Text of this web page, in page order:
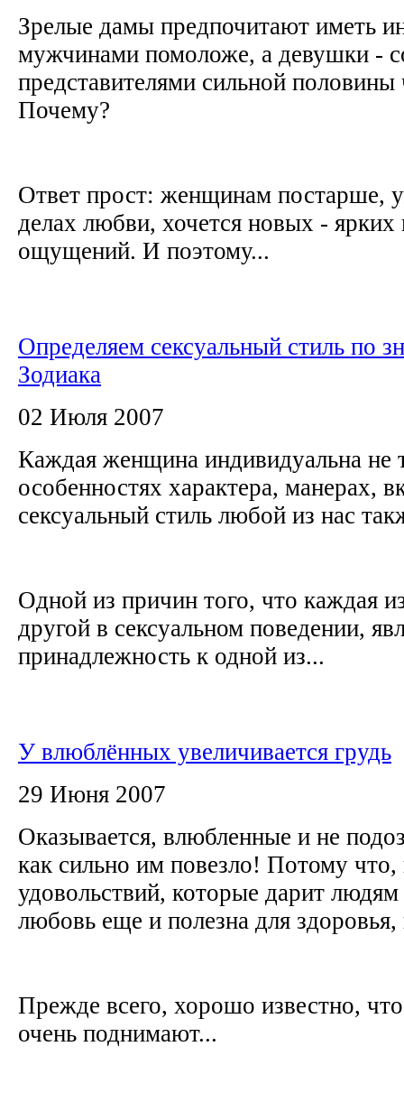
Зрелые дамы предпочитают иметь
мужчинами помоложе, а девушки -
представителями сильной половины
Почему?
Ответ прост: женщинам постарше,
делах любви, хочется новых -
ощущений. И поэтому...
Определяем сексуальный стиль по
Зодиака
02 Июля 2007
Каждая женщина индивидуальна не
особенностях характера, манерах,
сексуальный стиль любой из нас
Одной из причин того, что каждая
другой в сексуальном поведении,
принадлежность к одной из...
У влюблённых увеличивается грудь
29 Июня 2007
Оказывается, влюбленные и не
как сильно им повезло! Потому что,
удовольствий, которые дарит
любовь еще и полезна для
Прежде всего, хорошо известно,
очень поднимают...